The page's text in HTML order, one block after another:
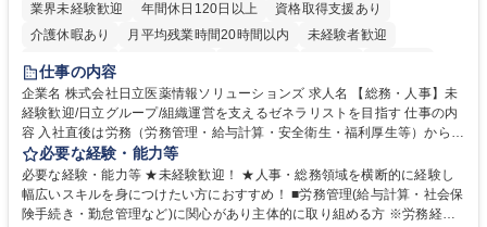
業界未経験歓迎
年間休日120日以上
資格取得支援あり
介護休暇あり
月平均残業時間20時間以内
未経験者歓迎
住宅手当あり
育休あり
完全週休2日制 交通費支給 土日祝休み 寮・社宅あり
仕事の内容
企業名 株式会社日立医薬情報ソリューションズ 求人名 【総務・人事】未
経験歓迎/日立グループ/組織運営を支えるゼネラリストを目指す 仕事の内
容 入社直後は労務（労務管理・給与計算・安全衛生・福利厚生等）からお
任せいたします。将来は総務・採用・教育業務へ守備範囲を広げ、組織運
営を支えるゼネラリストをめざせます。 ・初期業務：労働時間管理、給与
計算、社会保険対応、福利厚生管理、安全衛生、健康経営推進等をお任せ
します。ご経験に応じて、休職者管理など、幅広く経験を積んでいただき
必要な経験・能力等
必要な経験・能力等 ★未経験歓迎！ ★人事・総務領域を横断的に経験し
幅広いスキルを身につけたい方におすすめ！ ■労務管理(給与計算・社会保
険手続き・勤怠管理など)に関心があり主体的に取り組める方 ※労務経験